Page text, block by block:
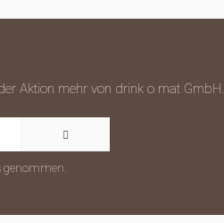
Aktion mehr von drink o mat GmbH.
genommen.